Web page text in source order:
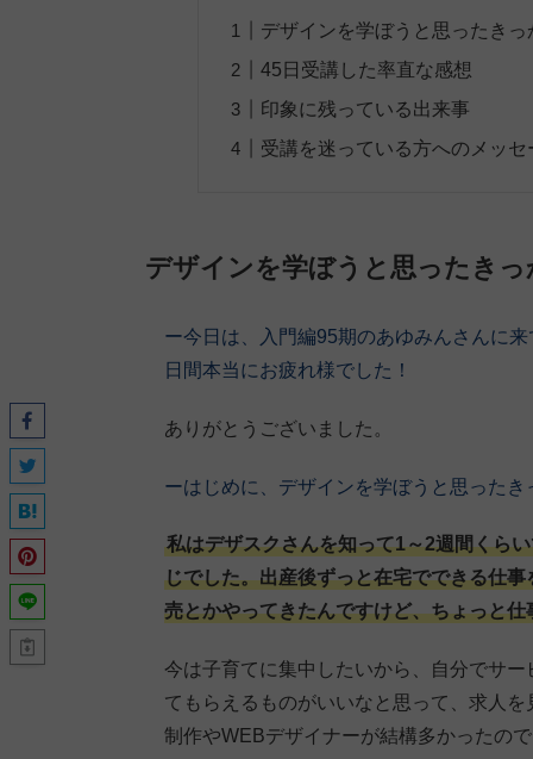
デザインを学ぼうと思ったきっ
45日受講した率直な感想
印象に残っている出来事
受講を迷っている方へのメッセ
デザインを学ぼうと思ったきっ
ー今日は、入門編95期のあゆみんさんに
日間本当にお疲れ様でした ！
ありがとうございました。
ーはじめに、デザインを学ぼうと思った
私はデザスクさんを知って1～2週間くら
じでした。出産後ずっと在宅でできる仕
売とかやってきたんですけど、ちょっと
今は子育てに集中したいから、自分でサ
てもらえるものがいいなと思って、求人
制作やWEBデザイナーが結構多かったの